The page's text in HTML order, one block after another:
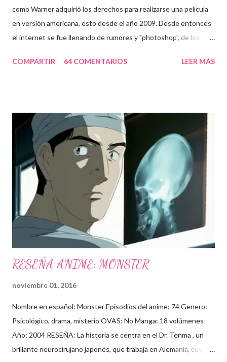
como Warner adquirió los derechos para realizarse una película
en versión americana, esto desde el año 2009. Desde entonces
el internet se fue llenando de rumores y "photoshop", de los
de ellos fueron una verdadera pesadilla, un ejemplo: A Zac Efron
no es algo que será pronto. No es como si con que dijera que la
voy a interpretar, así será. Fue una idea ¿Quien sabe? Tengo una
reunión sobre ello" Y otros datos un poco curiosos: Yo hace
años: Por cierto, Kira será interpretado por Jesse Spencer (Dr.
House), ¿¿será una mala broma????, Todos estos años
estuvieron llenos de contratiempos para el desarrollo de esta
película, así como cambios de director, ...
COMPARTIR 64 COMENTARIOS LEER MÁS
RESEÑA ANIME: MONSTER
noviembre 01, 2016
Nombre en español: Monster Episodios del anime: 74 Genero:
Psicológico, drama, misterio OVAS: No Manga: 18 volúmenes
Año: 2004 RESEÑA: La historia se centra en el Dr. Tenma , un
brillante neurocirujano japonés, que trabaja en Alemania, cuya